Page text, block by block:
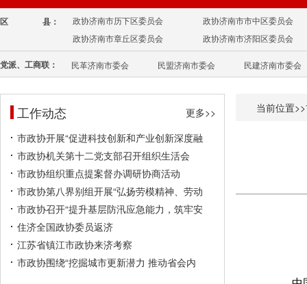
区 县： 政协济南市历下区委员会
政协济南市市中区委员会
政协济南市章丘区委员会
政协济南市济阳区委员会
党派、工商联： 民革济南市委会 民盟济南市委会 民建济南市委会
工作动态
更多>>
市政协开展“促进科技创新和产业创新深度融
市政协机关第十二党支部召开组织生活会
市政协组织重点提案督办调研协商活动
市政协第八界别组开展“弘扬劳模精神、劳动
市政协召开“提升基层防汛应急能力，筑牢安
住济全国政协委员返济
江苏省镇江市政协来济考察
市政协围绕“挖掘城市更新潜力 推动省会内
当前位置>>